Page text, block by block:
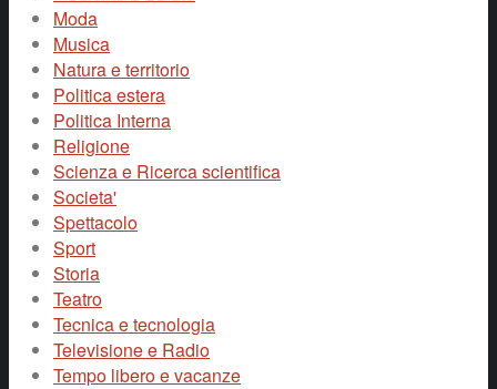
Moda
Musica
Natura e territorio
Politica estera
Politica Interna
Religione
Scienza e Ricerca scientifica
Societa'
Spettacolo
Sport
Storia
Teatro
Tecnica e tecnologia
Televisione e Radio
Tempo libero e vacanze